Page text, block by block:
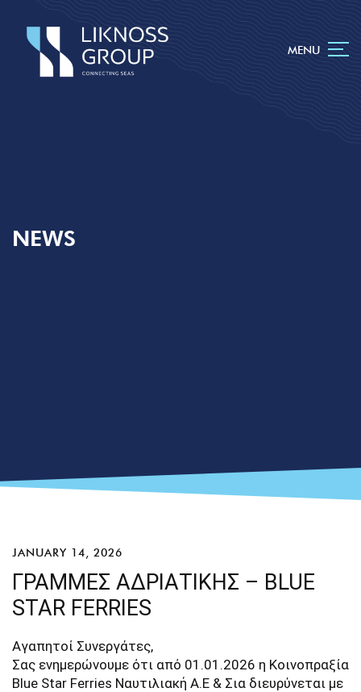
MENU
NEWS
JANUARY 14, 2026
ΓΡΑΜΜΕΣ ΑΔΡΙΑΤΙΚΗΣ – BLUE
STAR FERRIES
Αγαπητοί Συνεργάτες,
Σας ενημερώνουμε ότι από 01.01.2026 η Κοινοπραξία
Blue Star Ferries Ναυτιλιακή Α.Ε & Σια διευρύνεται με